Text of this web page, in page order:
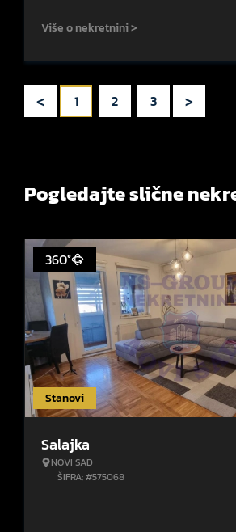
Više o nekretnini >
< 1 2 3 >
Pogledajte slične
Stanovi
360°
Salajka
NOVI SAD
ŠIFRA: #575068